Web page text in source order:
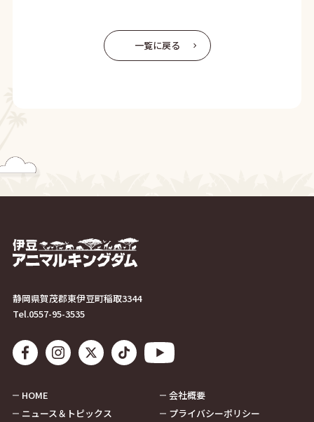
一覧に戻る
静岡県賀茂郡東伊豆町稲取3344
Tel.0557-95-3535
HOME
ニュース＆トピックス
会社概要
プライバシーポリシー